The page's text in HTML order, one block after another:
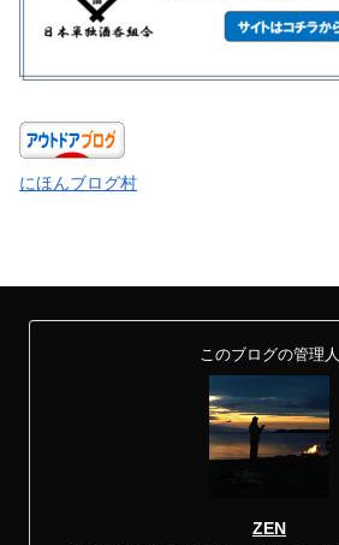
にほんブログ村
このブログの管理人
ZEN